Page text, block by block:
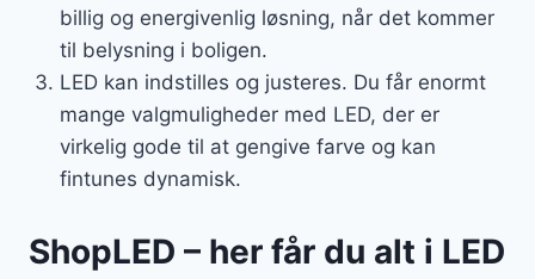
billig og energivenlig løsning, når det kommer
til belysning i boligen.
LED kan indstilles og justeres. Du får enormt
mange valgmuligheder med LED, der er
virkelig gode til at gengive farve og kan
fintunes dynamisk.
ShopLED – her får du alt i LED